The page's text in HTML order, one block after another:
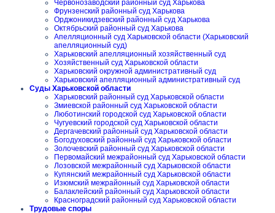
Червонозаводский районный суд Харькова
Фрунзенский районный суд Харькова
Орджоникидзевский районный суд Харькова
Октябрьский районный суд Харькова
Апелляционный суд Харьковской области (Харьковский
апелляционный суд)
Харьковский апелляционный хозяйственный суд
Хозяйственный суд Харьковской области
Харьковский окружной административный суд
Харьковский апелляционный административный суд
Суды Харьковской области
Харьковский районный суд Харьковской области
Змиевской районный суд Харьковской области
Люботинский городской суд Харьковской области
Чугуевский городской суд Харьковской области
Дергачевский районный суд Харьковской области
Богодуховский районный суд Харьковской области
Золочевский районный суд Харьковской области
Первомайский межрайонный суд Харьковской области
Лозовской межрайонный суд Харьковской области
Купянский межрайонный суд Харьковской области
Изюмский межрайонный суд Харьковской области
Балаклейский районный суд Харьковской области
Красноградский районный суд Харьковской области
Трудовые споры